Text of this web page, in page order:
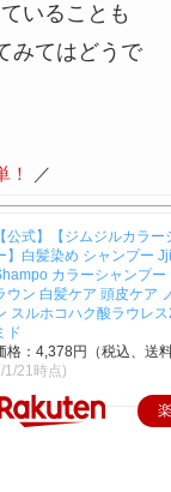
いることも
みてはどうで
！ ／
【公式】【ジムジルカラー
】白髪染め シャンプー
カラーシャンプー
ウン 白髪ケア 頭皮ケア
スルホコハク酸ラウレ
ド
格：4,378円（税込、送
1/21時点)